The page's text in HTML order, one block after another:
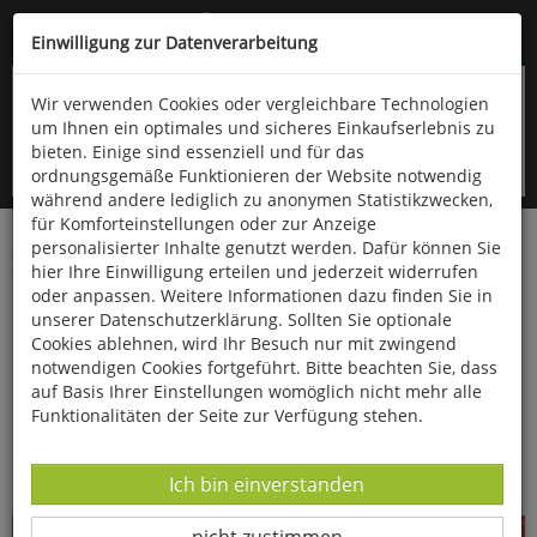
Kompletten Head der Seite überspringen
oder (06766) 9323-960
Startseite Bücher Kunst Bildende Kunst
Kunstpostkarten »Klimt«
Einwilligung zur Datenverarbeitung
Wir verwenden Cookies oder vergleichbare Technologien
um Ihnen ein optimales und sicheres Einkaufserlebnis zu
bieten. Einige sind essenziell und für das
ordnungsgemäße Funktionieren der Website notwendig
während andere lediglich zu anonymen Statistikzwecken,
für Komforteinstellungen oder zur Anzeige
personalisierter Inhalte genutzt werden. Dafür können Sie
hier Ihre Einwilligung erteilen und jederzeit widerrufen
oder anpassen. Weitere Informationen dazu finden Sie in
unserer Datenschutzerklärung. Sollten Sie optionale
Cookies ablehnen, wird Ihr Besuch nur mit zwingend
notwendigen Cookies fortgeführt. Bitte beachten Sie, dass
auf Basis Ihrer Einstellungen womöglich nicht mehr alle
Funktionalitäten der Seite zur Verfügung stehen.
Datenverarbeitung -
Ich bin einverstanden